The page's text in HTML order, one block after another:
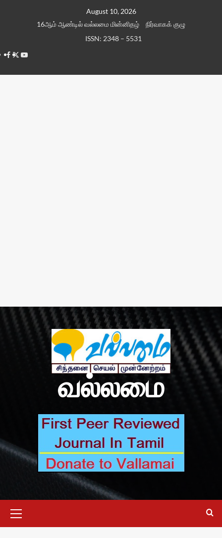
August 10, 2026
16ஆம் ஆண்டில் வல்லமை மின்னிதழ்
நிர்வாகக் குழு
ISSN: 2348 – 5531
Facebook
TwitterYoutube
வல்லமை
Menu